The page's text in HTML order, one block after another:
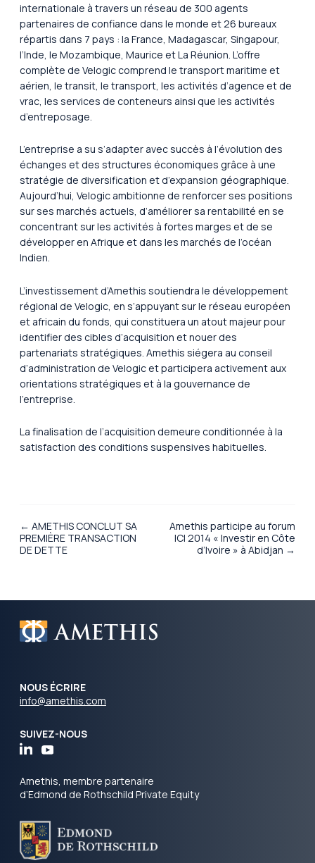
internationale à travers un réseau de 300 agents
partenaires de confiance dans le monde et 26 bureaux
répartis dans 7 pays : la France, Madagascar, Singapour,
l’Inde, le Mozambique, Maurice et La Réunion. L’offre
complète de Velogic comprend le transport maritime et
aérien, le transit, le transport, les activités d’agence et de
vrac, les services de conteneurs ainsi que les activités
d’entreposage.
L’entreprise a su s’adapter avec succès à l’évolution des
échanges et des structures économiques grâce à une
stratégie de diversification et d’expansion géographique.
Aujourd’hui, Velogic ambitionne de renforcer ses positions
sur ses marchés actuels, d’améliorer sa rentabilité en se
concentrant sur les activités à fortes marges et de se
développer en Afrique et dans les marchés de l’océan
Indien.
L’investissement d’Amethis soutiendra le développement
régional de Velogic, en s’appuyant sur le réseau européen
et africain du fonds, qui constituera un atout majeur pour
identifier des cibles d’acquisition et nouer des
partenariats stratégiques. Amethis siégera au conseil
d’administration de Velogic et participera activement aux
orientations stratégiques et à la gouvernance de
l’entreprise.
La finalisation de l’acquisition demeure conditionnée à la
satisfaction des conditions suspensives habituelles.
← AMETHIS CONCLUT SA
PREMIÈRE TRANSACTION
DE DETTE
Amethis participe au forum
ICI 2014 « Investir en Côte
d’Ivoire » à Abidjan →
NOUS ÉCRIRE
info@amethis.com
SUIVEZ-NOUS
Amethis, membre partenaire
d’Edmond de Rothschild Private Equity